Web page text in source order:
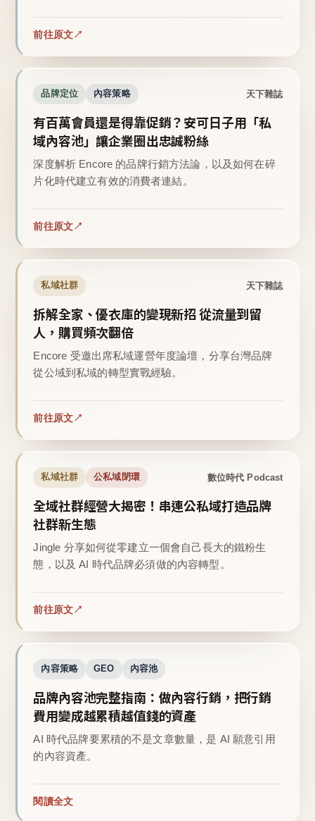
前往原文
品牌定位 內容策略 天下雜誌
有百萬會員還是得靠促銷？安可日子用「私
域內容池」讓企業圈出忠誠粉絲
深度解析 Encore 的品牌行銷方法論，以及如何在碎
片化時代建立有效的消費者連結。
前往原文
私域社群 天下雜誌
拆解全家、優衣庫的變現新招 從流量到留
人，購買頻次翻倍
Encore 受邀出席私域運營年度論壇，分享台灣品牌
從公域到私域的轉型實戰經驗。
前往原文
私域社群 公私域閉環 數位時代 Podcast
全域社群經營大揭密！串連公私域打造品牌
社群新生態
Jingle 分享如何從零建立一個會自己長大的鐵粉生
態，以及 AI 時代品牌必須做的內容轉型。
前往原文
內容策略 GEO 內容池
品牌內容池完整指南：做內容行銷，把行銷
費用變成越累積越值錢的資產
AI 時代品牌要累積的不是文章數量，是 AI 願意引用
的內容資產。
閱讀全文